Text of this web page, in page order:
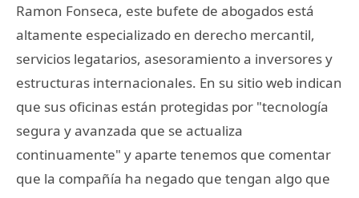
Ramon Fonseca, este bufete de abogados está
altamente especializado en derecho mercantil,
servicios legatarios, asesoramiento a inversores y
estructuras internacionales. En su sitio web indican
que sus oficinas están protegidas por "tecnología
segura y avanzada que se actualiza
continuamente" y aparte tenemos que comentar
que la compañía ha negado que tengan algo que